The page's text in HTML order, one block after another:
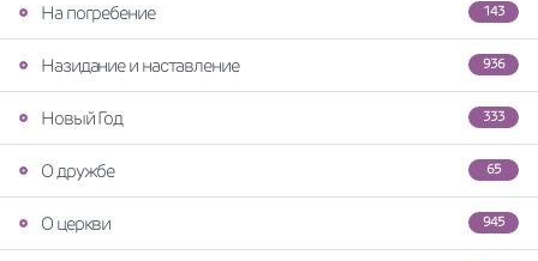
143
На погребение
936
Назидание и наставление
333
Новый Год
65
О дружбе
945
О церкви